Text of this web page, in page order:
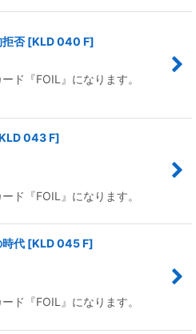
拒否 [KLD 040 F]
ド『FOIL』になります。
043 F]
ド『FOIL』になります。
時代 [KLD 045 F]
ド『FOIL』になります。